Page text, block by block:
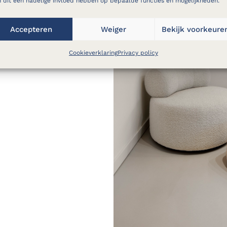
Accepteren Weiger Bekijk
CookieverklaringPrivacy policy